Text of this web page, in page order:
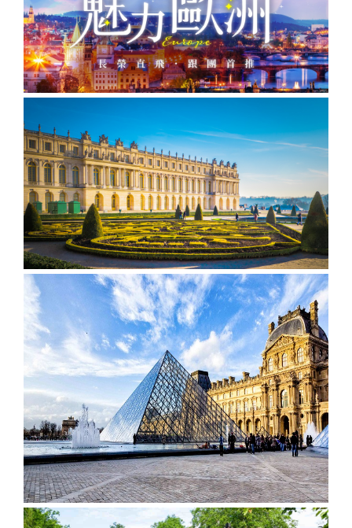
發．
山陰
山
陽．
四國
發．
北海
道．
破冰
船．
道機
加酒
發．
北海
道．
楓紅
北
雪白
國度
發．
京阪
神．
立山
黑
東京
富士
山．
東北
發．
四國
秘
境．
熊
九
州．
福岡
機加
酒
台中
出
發．
沖繩
機加
酒．
六人
小團
高雄
出
發．
東
京．
日本
東
北．
東京
大阪
機加
酒
【獨家
中釜玩
麗水】
星球水
族館、
順天灣
國家園
林、
LUGE
渠道滑
車+纜
車、泰
迪熊博
物館、
伽倻主
題公園
+韓服
體驗
+塗鴉
秀、韓
式下午
【心動
麗水】
LUGE
渠道滑
車+纜
車、泰
迪熊博
物館、
巨濟
島、海
金剛船
遊、天
空膠囊
列車、
加耶主
題公
園、長
腳蟹吃
到飽五
天（五
【暑假
州鬥陣
行】濟
州鐵軌
自行車
（四人
一臺）
泰迪熊
王國、
跆拳武
藝秀、
東邊松
堂童話
村、駱
駝體驗
五天
（升等
２晚五
花酒
店）
【中釜
帶您嗨
翻釜
山】渠
道滑車
+纜
車、海
岸列
車、加
耶主題
公園
+韓服
體驗、
水果大
福
DIY+韓
服體驗
+韓式
下午茶
六天
【玩釜
宇】加
耶主題
公園
+韓服
體驗
+塗鴉
秀、
SKYLUGE
釜山天
際線斜
坡滑車
+纜
車、水
果大福
DIY+韓
服體驗
+韓式
下午茶
五天
發．
九寨
溝．
稻城
亞丁
發．
雲
南．
昆大
麗．
發．
張家
界．
重
慶．
三
峽．
恩施
大峽
谷
發．
江
南．
黃
山．
發．
北
京．
貝加
爾湖
桃園
出
發．
哈爾
濱．
內
蒙．
北極
村
桃園
出
發．
絲
路．
南北
疆．
西藏
長灘
島．
海盜
船
薄荷
島．
宿霧
峴
港．
六人
小團
【邂逅
峴港】
優雅在
峴四星
版六日
（奧黛
體驗、
龍蝦饗
宴、無
購物、
無自理
餐、
【虎力
全開夯
玩峴
港】巴
拿山一
票玩到
底、纜
車佛手
橋纜車
來回、
會安古
鎮．世
【來去
長灘】
長灘島
機加
酒、自
由行五
日
【菲律
賓航
空、2
人成
行】
【萬象
暹邏】
頂泰豐
曼谷五
星酒店
五日
（獨家
亞特蘭
蒂斯郵
輪男模
秀、希
爾頓下
【虎虎
發峴慢
悠法式
城堡】
巴拿山
一票玩
到底、
佛手橋
纜車來
回、迦
南島竹
桶船、
【知南
行易】
魅力雙
城－雪
梨+黃
８日～
歌劇院
入內、
雙城遊
船、螃
蟹河生
態、無
尾熊抱
抱（中
華航
空）
【知南
行易】
希爾頓
假期、
東澳全
五星希
爾頓飯
店１
晚、雙
遊船、
加贈雪
梨夜遊
【知南
行易】
食在好
味
3.0、
日～廚
師帽餐
廳、全
覽三
城、加
贈雪梨
夜遊
【知南
行易】
新一品
紐西蘭
１０天
獎、南
北島、
冰河峽
灣（紐
西蘭航
空）
【知南
行易】
東澳蒂
莉雪９
日～金
廚師帽
饗宴、
徒步美
圖、登
三塔暢
遊農莊
愛沙
尼
亞．
拉脫
維
立陶
宛
【魅力
歐洲】
法比荷
～最愛
羅浮
宮、特
色三遊
船、絕
【玩美
加族】
臥谷長
榮歡樂
美西９
日～優
勝美
地、大
【國航
假期】
波蘭波
羅的海
三小國
（立陶
宛、拉
脫維
【玩美
加族】
臥谷長
榮奇幻
美西９
日～錫
安、布
萊斯、
【魅力
歐洲】
德瑞冰
雪鐵力
士山、
德國童
話城
堡、黃
探索星
號～石
垣島海
上遊３
天２夜
港出
發）
探索星
號～那
霸、石
垣假期
４天３
發）
地中海
郵輪假
期榮耀
號～宮
古島、
石垣島
自主遊
５天
（基隆
出發）
2026
詩歌極
境星旅
～MSC
阿拉斯
奇航１
１日（
早鳥優
惠實施
中 ）
文明與
自然的
盛典・
東地中
海十六
（MSC
和諧
號、義
大利、
克羅埃
西亞、
希臘、
蒙特內
哥羅、
斯洛維
尼亞）
戰地三
日遊
（台中
出發
） 華
去馬祖
卡蹓、
暢遊
南、北
竿三日
山后民
俗文化
村、建
功嶼、
痛風海
日（
華信、
立榮
）6人
成行、
北中南
出發
金】金
門摩西
分海、
太武
山、豪
宴三天
（台中
出發
）華信
航空
金】金
門摩西
分海、
豪華全
牛宴四
台中出
發 ）
全程無
自理餐